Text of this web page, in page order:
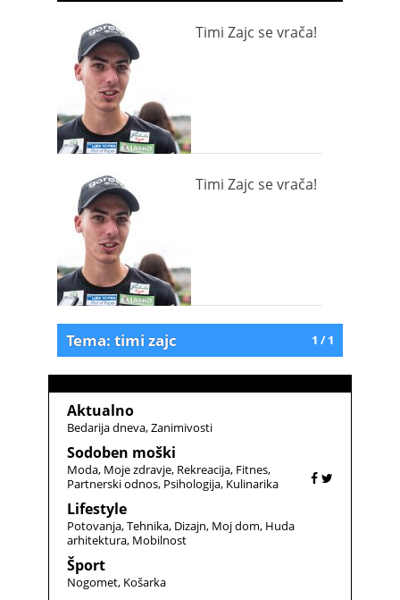
Timi Zajc se vrača!
Timi Zajc se vrača!
1 / 1
Tema: timi zajc
Aktualno
Bedarija dneva Zanimivosti
Sodoben moški
Moda Moje zdravje Rekreacija Fitnes
Partnerski odnos Psihologija Kulinarika
Lifestyle
Potovanja Tehnika Dizajn Moj dom Huda
arhitektura Mobilnost
Šport
Nogomet Košarka